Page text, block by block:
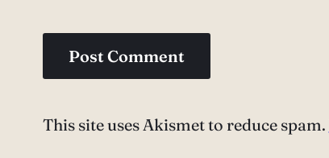
This site uses Akismet to reduce spam.